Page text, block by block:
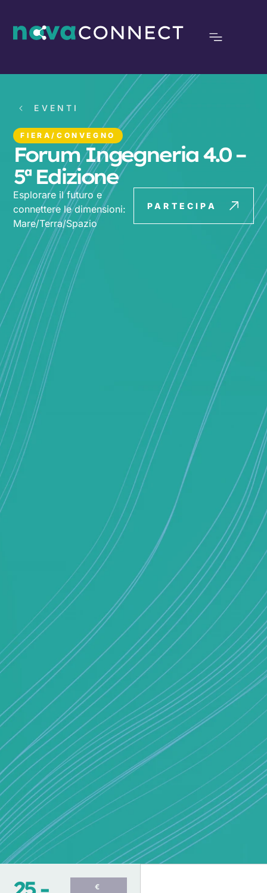
EVENTI
FIERA/CONVEGNO
Forum Ingegneria 4.0 –
5ª Edizione
Esplorare il futuro e
connettere le dimensioni:
Mare/Terra/Spazio
PARTECIPA
€